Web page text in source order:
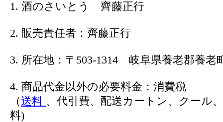
1. 酒のさいとう 齊藤正行
2. 販売責任者：齊藤正行
3. 所在地：〒503-1314 岐阜県養老郡養老
4. 商品代金以外の必要料金：消費税
（送料 、代引費、配送カートン、クール
料)